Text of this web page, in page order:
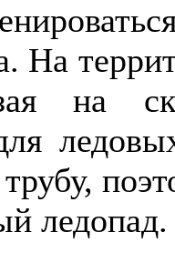
На
на
ледопад.